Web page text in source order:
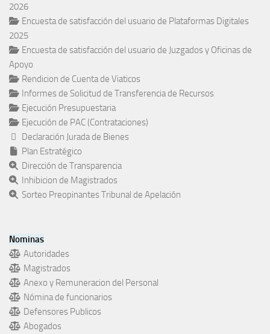
2026
Encuesta de satisfacción del usuario de Plataformas Digitales
2025
Encuesta de satisfacción del usuario de Juzgados y Oficinas de
Apoyo
Rendicion de Cuenta de Viaticos
Informes de Solicitud de Transferencia de Recursos
Ejecución Presupuestaria
Ejecución de PAC (Contrataciones)
Declaración Jurada de Bienes
Plan Estratégico
Dirección de Transparencia
Inhibicion de Magistrados
Sorteo Preopinantes Tribunal de Apelación
Nominas
Autoridades
Magistrados
Anexo y Remuneracion del Personal
Nómina de funcionarios
Defensores Publicos
Abogados